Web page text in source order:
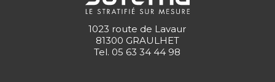
1023 route de Lavaur
81300 GRAULHET
Tel. 05 63 34 44 98